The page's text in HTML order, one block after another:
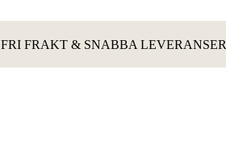
FRI FRAKT & SNABBA LEVERANSER